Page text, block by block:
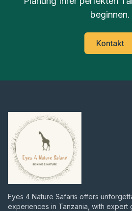
beginnen.
Kontakt
Eyes 4 Nature Safaris offers
experiences in Tanzania, with expert